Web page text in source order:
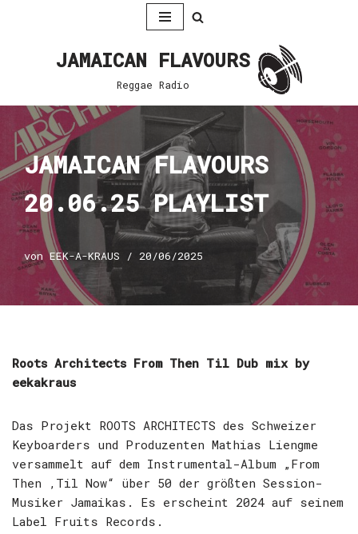
JAMAICAN FLAVOURS
Reggae Radio
JAMAICAN FLAVOURS
20.06.25 PLAYLIST
vonEEK-A-KRAUS 20/06/2025
Roots Architects From Then Til Dub mix by
eekakraus
Das Projekt ROOTS ARCHITECTS des Schweizer
Keyboarders und Produzenten Mathias Liengme
versammelt auf dem Instrumental-Album „From
Then ‚Til Now“ über 50 der größten Session-
Musiker Jamaikas. Es erscheint 2024 auf seinem
Label Fruits Records.